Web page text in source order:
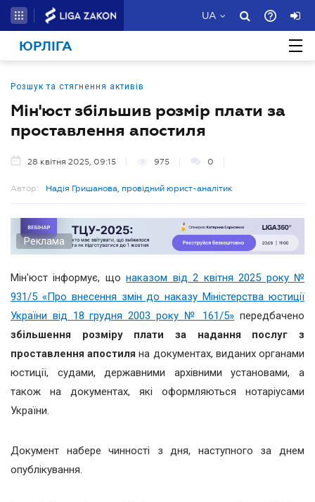
UA
ЮРЛІГА
Розшук та стягнення активів
Мін'юст збільшив розмір плати за
проставлення апостиля
28 квітня 2025, 09:15 975 0
Автор: Надія Гришанова, провідний юрист-аналітик
Реклама
Мін'юст інформує, щонаказом від 2 квітня 2025 року №
931/5 «Про внесення змін до наказу Міністерства юстиції
України від 18 грудня 2003 року № 161/5» передбачено
збільшення розміру плати за надання послуг з
проставлення апостиля на документах, виданих органами
юстиції, судами, державними архівними установами, а
також на документах, які оформляються нотаріусами
України.
Документ набере чинності з дня, наступного за днем
опублікування.